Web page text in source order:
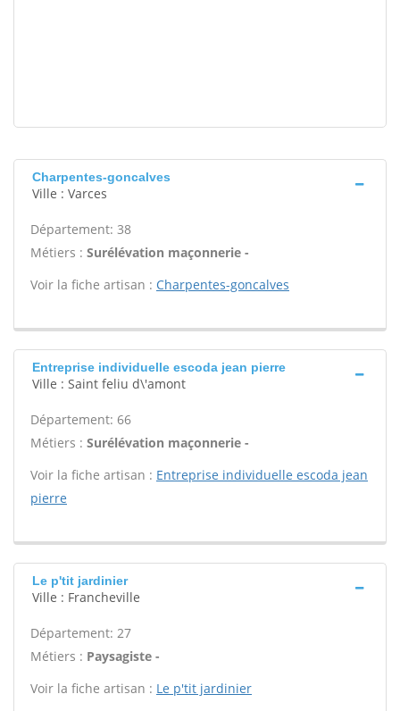
Charpentes-goncalves
Ville : Varces
Département: 38
Métiers : Surélévation maçonnerie -
Voir la fiche artisan : Charpentes-goncalves
Entreprise individuelle escoda jean pierre
Ville : Saint feliu d\'amont
Département: 66
Métiers : Surélévation maçonnerie -
Voir la fiche artisan : Entreprise individuelle escoda jean
pierre
Le p'tit jardinier
Ville : Francheville
Département: 27
Métiers : Paysagiste -
Voir la fiche artisan : Le p'tit jardinier